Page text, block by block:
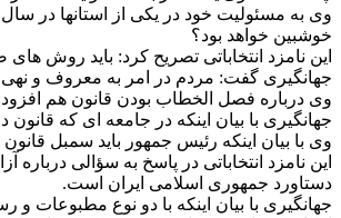
وی به مسئولیت خود در یکی از استانها در
خوشبین خواهد بود؟
این نامزد انتخاباتی تصریح کرد: باید روش
جهانگیری گفت: مردم در امر به معروف و نهی
وی درباره فصل الخطاب بودن قانون هم
جهانگیری با بیان اینکه در جامعه ای که
وی با بیان اینکه رئیس جمهور باید سمبل
این نامزد انتخاباتی در پاسخ به سؤالی
دستاورد جمهوری اسلامی ایران است.
جهانگیری با بیان اینکه با دو نوع